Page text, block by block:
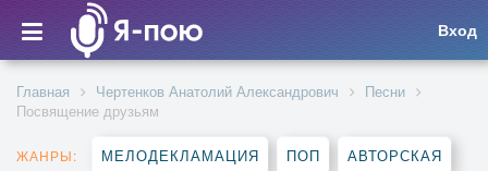
Вход
Главная Чертенков Анатолий Александрович
Песни
Посвящение друзьям
ЖАНРЫ: МЕЛОДЕКЛАМАЦИЯ ПОП АВТОРСКАЯ